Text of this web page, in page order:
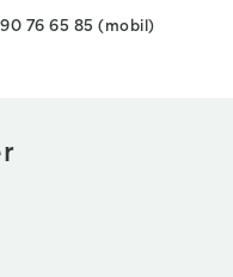
76 65 85 (mobil)